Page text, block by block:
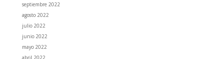
septiembre 2022
agosto 2022
julio 2022
junio 2022
mayo 2022
abril 2022